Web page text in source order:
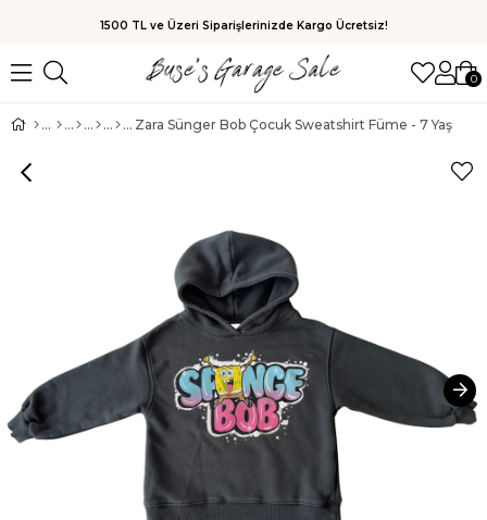
1500 TL ve Üzeri Siparişlerinizde Kargo Ücretsiz!
0
Zara Sünger Bob Çocuk Sweatshirt Füme - 7 Yaş